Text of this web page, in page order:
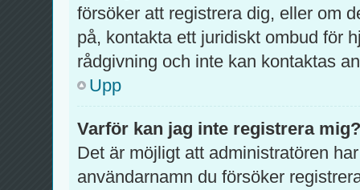
försöker att registrera dig, eller om
på, kontakta ett juridiskt ombud för
rådgivning och inte kan kontaktas
Upp
Varför kan jag inte registrera mig?
Det är möjligt att administratören
användarnamn du försöker